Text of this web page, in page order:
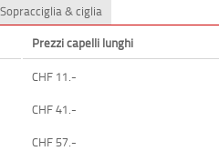
Sopracciglia & ciglia
Prezzi capelli lunghi
CHF 11.-
CHF 41.-
CHF 57.-